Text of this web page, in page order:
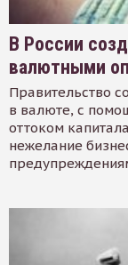
В России
валютными
Правительство
в валюте, с
оттоком
нежелание